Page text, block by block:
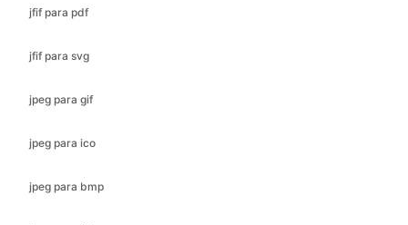
jpeg para gif
jpeg para ico
jpeg para bmp
jpeg para jfif
jpeg para jpg